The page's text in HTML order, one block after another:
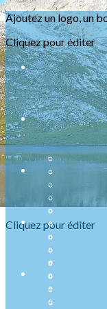
Menu
<
>
Randonnées
Marche
Raquettes
Croisière sur le
Activités en salle
Assemblées
Ajoutez un logo, un
Cliquez pour éditer
?>
Images de la page
Cliquez pour éditer